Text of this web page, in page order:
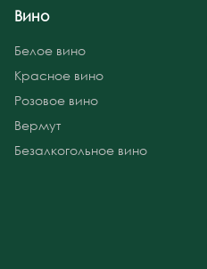
Вино
Белое вино
Красное вино
Розовое вино
Вермут
Безалкогольное вино